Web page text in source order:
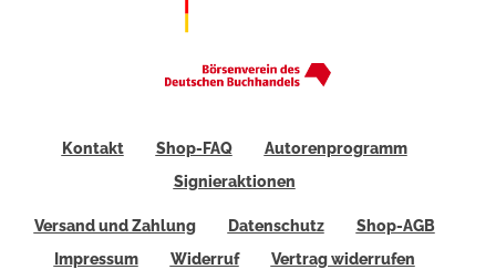
Kontakt Shop-FAQ
Autorenprogramm
Signieraktionen
Versand und Zahlung Datenschutz
Shop-AGB
Impressum
Widerruf Vertrag widerrufen